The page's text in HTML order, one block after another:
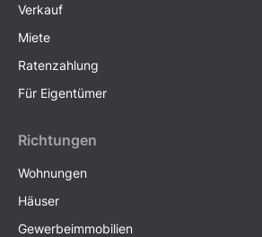
Verkauf
Miete
Ratenzahlung
Für Eigentümer
Richtungen
Wohnungen
Häuser
Gewerbeimmobilien